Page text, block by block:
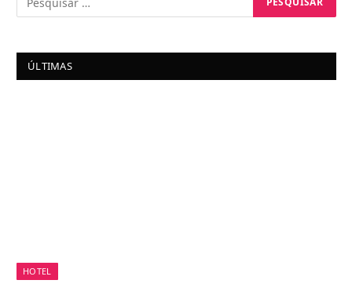
ÚLTIMAS
HOTEL